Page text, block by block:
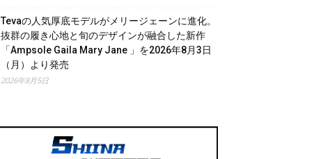
Tevaの人気厚底モデルがメリージェーンに進化。
抜群の履き心地と旬のデザインが融合した新作
「Ampsole Gaila Mary Jane 」を2026年8月3日
（月）より発売
2026年8月5日